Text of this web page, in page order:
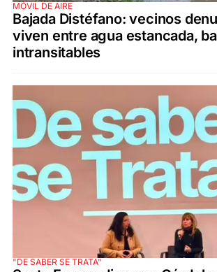
MÓVIL DE AIRE
Bajada Distéfano: vecinos
viven entre agua estancada,
intransitables
"DE SABER SE TRATA"